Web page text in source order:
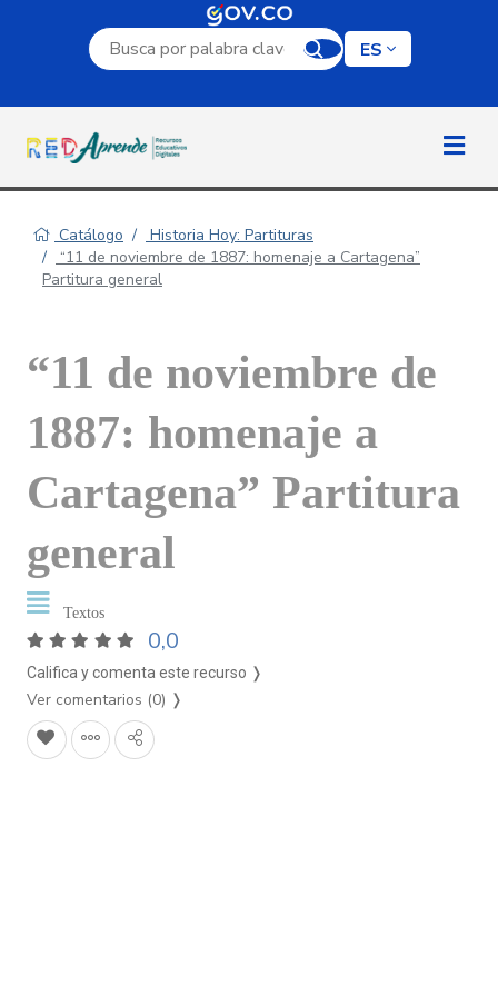
Campo de búsqueda por palabra clave
ES
Catálogo
Historia Hoy: Partituras
“11 de noviembre de 1887: homenaje a Cartagena”
Partitura general
“11 de noviembre de
1887: homenaje a
Cartagena” Partitura
general
Textos
0,0
Califica y comenta este recurso ❭
Ver comentarios (0) ❭